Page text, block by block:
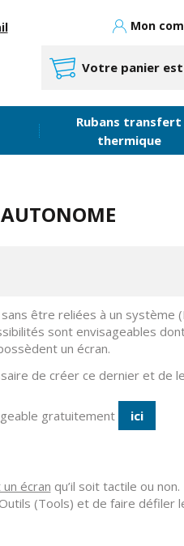
Mon
Votre panier
Rubans transfert
thermique
être reliées à un système
sont envisageables
un écran.
de créer ce dernier et de
gratuitement
ici
écran qu’il soit tactile ou non.
(Tools) et de faire défiler